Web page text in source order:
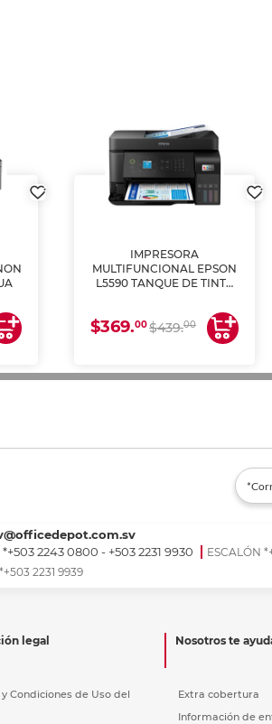
IMPRESORA
MULTIFUNCIONAL EPSON
L5590 TANQUE DE TINTA
$369.00$439.00
*+503 2243 0800 - +503 2231 9930
ESCALÓN
2231 9939
legal
Condiciones de Uso del
Nosotros te
Extra cobertura
Información de